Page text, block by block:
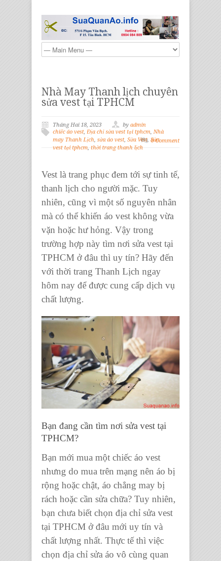
Nhà May Thanh lịch chuyên
sửa vest tại TPHCM
Tháng Hai 18, 2023 by admin
chiếc áo vest, Địa chỉ sửa vest tại tphcm, Nhà
may Thanh Lịch, sửa áo vest, Sửa Vest, Sửa
vest tại tphcm, thời trang thanh lịch
0 Comment
Vest là trang phục đem tới sự tinh tế,
thanh lịch cho người mặc. Tuy
nhiên, cũng vì một số nguyên nhân
mà có thể khiến áo vest không vừa
vặn hoặc hư hỏng. Vậy trong
trường hợp này tìm nơi sửa vest tại
TPHCM ở đâu thì uy tín? Hãy đến
với thời trang Thanh Lịch ngay
hôm nay để được cung cấp dịch vụ
chất lượng.
Bạn đang cần tìm nơi sửa vest tại
TPHCM?
Bạn mới mua một chiếc áo vest
nhưng do mua trên mạng nên áo bị
rộng hoặc chật, áo chẳng may bị
rách hoặc cần sửa chữa? Tuy nhiên,
bạn chưa biết chọn địa chỉ sửa vest
tại TPHCM ở đâu mới uy tín và
chất lượng nhất. Thực tế thì việc
chọn địa chỉ sửa áo vô cùng quan